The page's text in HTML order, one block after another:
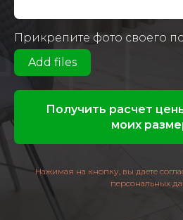
Прикрепите фото своего
Add files
Получить расчет
моих
Нажимая на кнопку, вы даете
персональных